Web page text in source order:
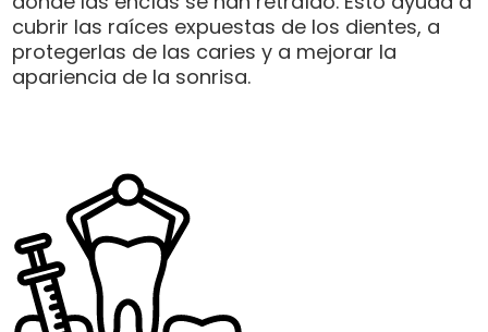
cubrir las raíces expuestas de los dientes, a
protegerlas de las caries y a mejorar la
apariencia de la sonrisa.